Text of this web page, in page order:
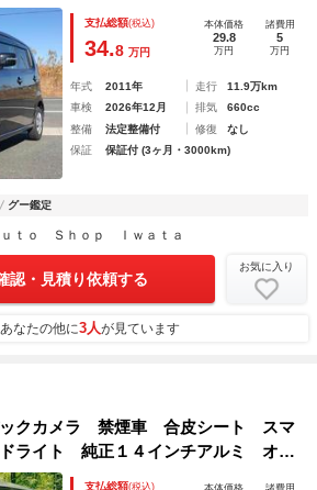
ワーステアリング パワーウィンド
支払総額(税込)
34.8 万円
本体価格
29.8
万円
諸費用
5
万円
年式 2011年 走行
11.9万km
車検
2026年12月 排気
660cc
整備
法定整備付 修復
なし
保証
保証付 (3ヶ月・3000km)
グー鑑定
ｕｔｏ Ｓｈｏｐ Ｉｗａｔａ
認・見積り依頼する
お気に入り
なたの他に3人が見ています
クカメラ 禁煙車 合皮シート スマ
ライト 純正１４インチアルミ オー
ン ＣＤ アイドリングストップ 盗
支払総額(税込)